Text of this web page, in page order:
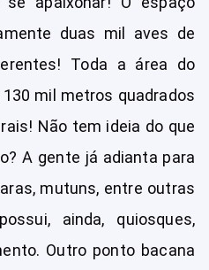
duas mil aves de
Toda a área do
mil metros quadrados
Não tem ideia do que
A gente já adianta para
mutuns, entre outras
ainda, quiosques,
Outro ponto bacana